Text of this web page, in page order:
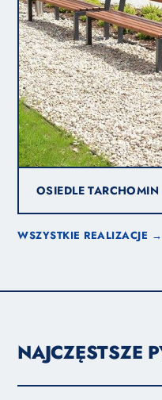
OSIEDLE TARCHOMIN
WSZYSTKIE REALIZACJE →
NAJCZĘSTSZE